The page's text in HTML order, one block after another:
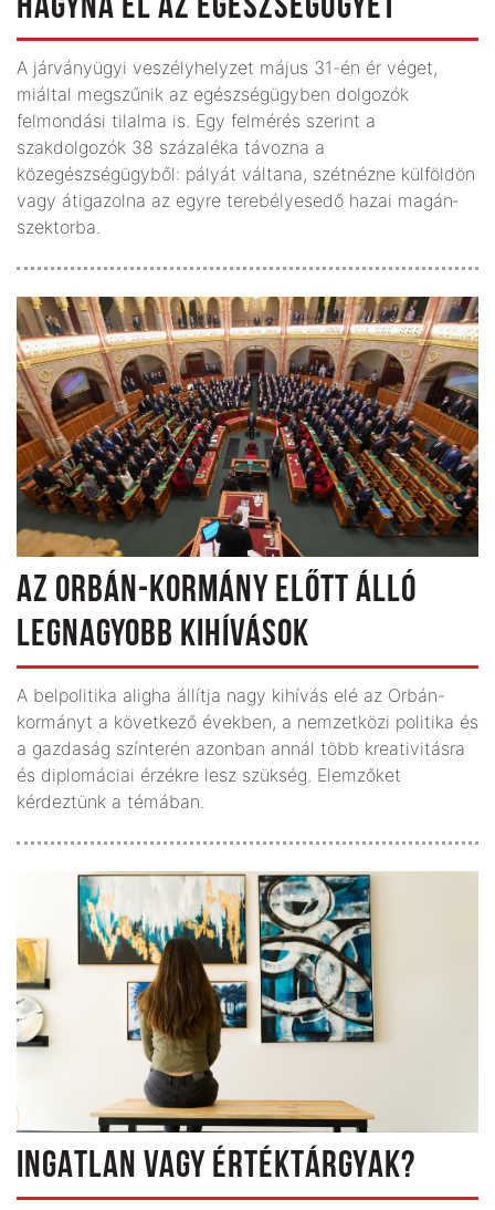
HAGYNÁ EL AZ EGÉSZSÉGÜGYET
A járványügyi veszélyhelyzet május 31-én ér véget,
miáltal megszűnik az egészségügyben dolgozók
felmondási tilalma is. Egy felmérés szerint a
szakdolgozók 38 százaléka távozna a
közegészségügyből: pályát váltana, szétnézne külföldön
vagy átigazolna az egyre terebélyesedő hazai magán­
szektorba.
AZ ORBÁN-KORMÁNY ELŐTT ÁLLÓ
LEGNAGYOBB KIHÍVÁSOK
A belpolitika aligha állítja nagy kihívás elé az Orbán-
kormányt a következő években, a nemzetközi politika és
a gazdaság színterén azonban annál több kreativitásra
és diplomáciai érzékre lesz szükség. Elemzőket
kérdeztünk a témában.
INGATLAN VAGY ÉRTÉKTÁRGYAK?